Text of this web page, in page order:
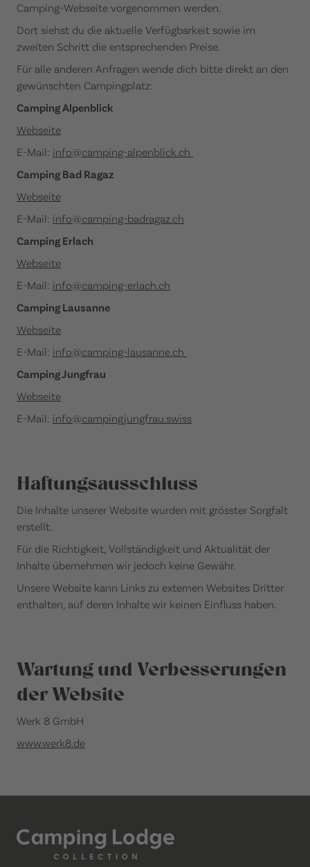
Camping-Webseite vorgenommen werden.
Dort siehst du die aktuelle Verfügbarkeit sowie im
zweiten Schritt die entsprechenden Preise.
Für alle anderen Anfragen wende dich bitte direkt an den
gewünschten Campingplatz:
Camping Alpenblick
Webseite
E-Mail: info@camping-alpenblick.ch
Camping Bad Ragaz
Webseite
E-Mail: info@camping-badragaz.ch
Camping Erlach
Webseite
E-Mail: info@camping-erlach.ch
Camping Lausanne
Webseite
E-Mail: info@camping-lausanne.ch
Camping Jungfrau
Webseite
E-Mail: info@campingjungfrau.swiss
Haftungsausschluss
Die Inhalte unserer Website wurden mit grösster Sorgfalt
erstellt.
Für die Richtigkeit, Vollständigkeit und Aktualität der
Inhalte übernehmen wir jedoch keine Gewähr.
Unsere Website kann Links zu externen Websites Dritter
enthalten, auf deren Inhalte wir keinen Einfluss haben.
Wartung und Verbesserungen
der Website
Werk 8 GmbH
www.werk8.de